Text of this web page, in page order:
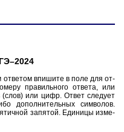
от­ве­том впи­ши­те в поле для от­
пра­виль­но­го от­ве­та, или
(слов) или цифр. Ответ сле­ду­ет
до­пол­ни­тель­ных сим­во­лов.
за­пя­той. Еди­ни­цы из­ме­